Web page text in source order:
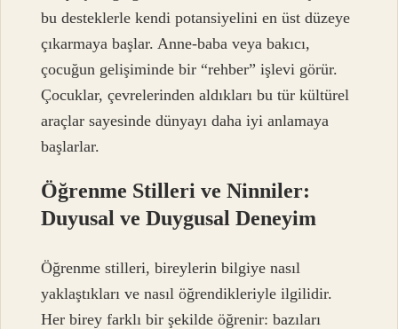
bu desteklerle kendi potansiyelini en üst düzeye
çıkarmaya başlar. Anne-baba veya bakıcı,
çocuğun gelişiminde bir “rehber” işlevi görür.
Çocuklar, çevrelerinden aldıkları bu tür kültürel
araçlar sayesinde dünyayı daha iyi anlamaya
başlarlar.
Öğrenme Stilleri ve Ninniler:
Duyusal ve Duygusal Deneyim
Öğrenme stilleri, bireylerin bilgiye nasıl
yaklaştıkları ve nasıl öğrendikleriyle ilgilidir.
Her birey farklı bir şekilde öğrenir: bazıları